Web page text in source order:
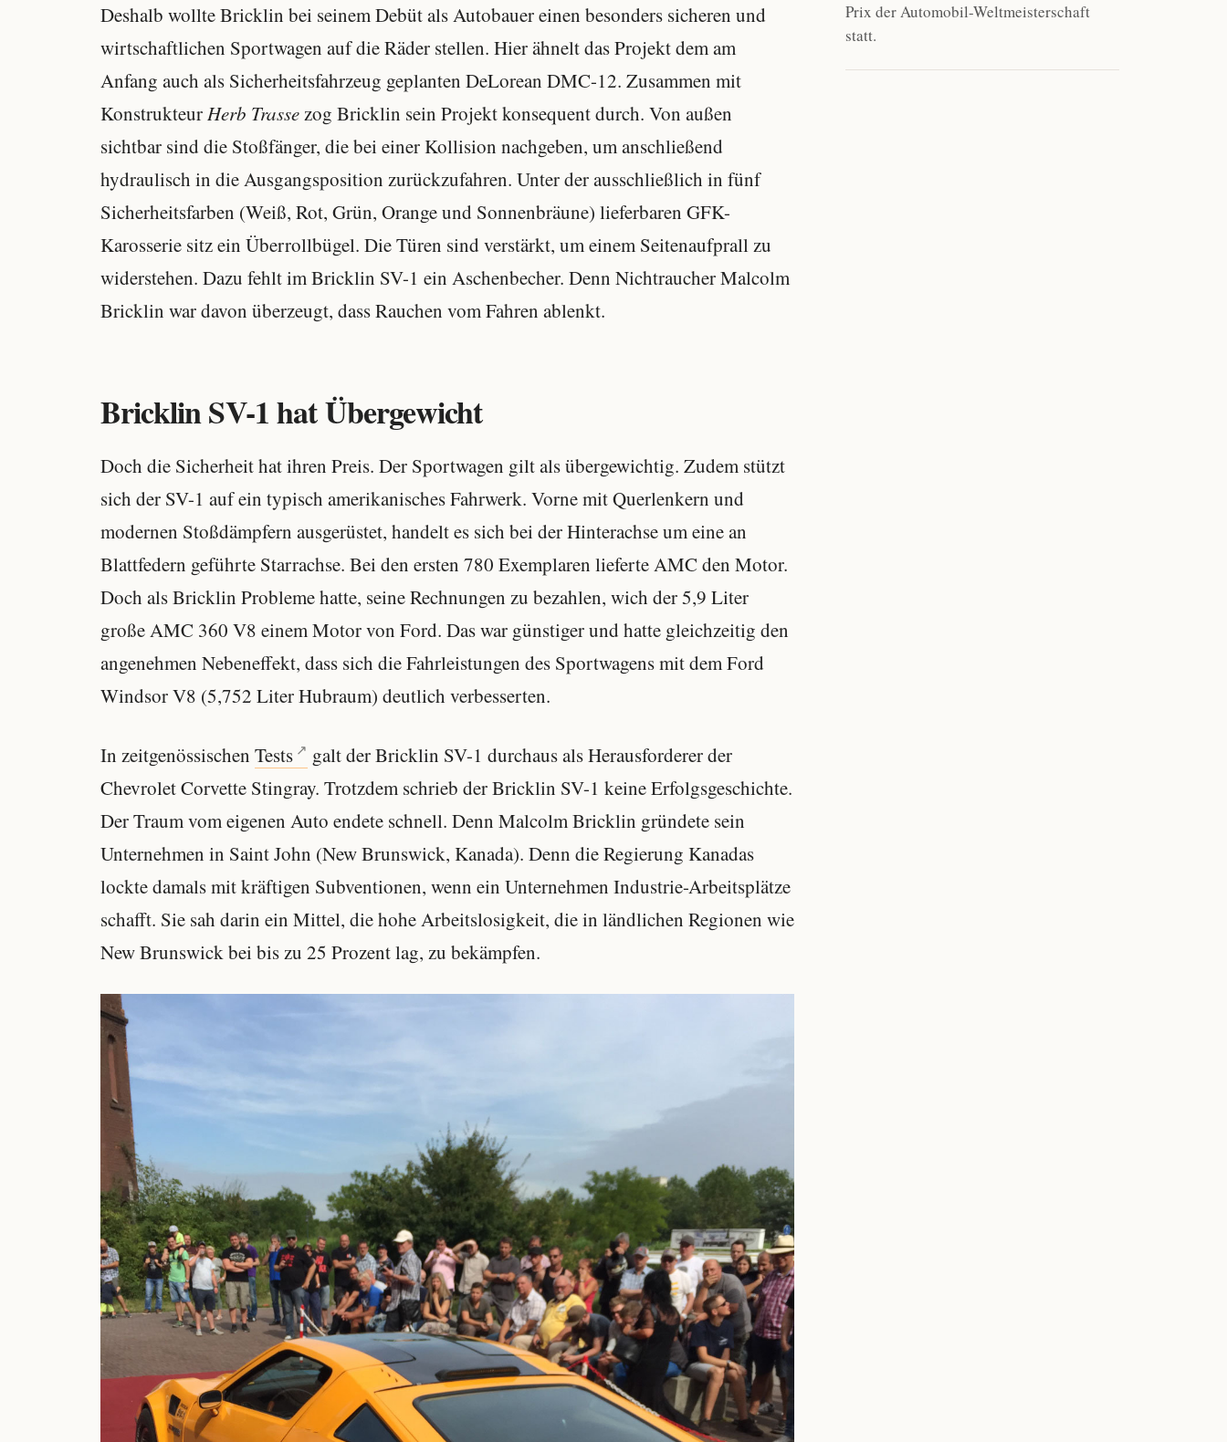
Deshalb wollte Bricklin bei seinem Debüt als Autobauer einen besonders sicheren und
wirtschaftlichen Sportwagen auf die Räder stellen. Hier ähnelt das Projekt dem am
Anfang auch als Sicherheitsfahrzeug geplanten DeLorean DMC-12. Zusammen mit
KonstrukteurHerb Trassezog Bricklin sein Projekt konsequent durch. Von außen
sichtbar sind die Stoßfänger, die bei einer Kollision nachgeben, um anschließend
hydraulisch in die Ausgangsposition zurückzufahren. Unter der ausschließlich in fünf
Sicherheitsfarben (Weiß, Rot, Grün, Orange und Sonnenbräune) lieferbaren GFK-
Karosserie sitz ein Überrollbügel. Die Türen sind verstärkt, um einem Seitenaufprall zu
widerstehen. Dazu fehlt im Bricklin SV-1 ein Aschenbecher. Denn Nichtraucher Malcolm
Bricklin war davon überzeugt, dass Rauchen vom Fahren ablenkt.
Bricklin SV-1 hat Übergewicht
Doch die Sicherheit hat ihren Preis. Der Sportwagen gilt als übergewichtig. Zudem stützt
sich der SV-1 auf ein typisch amerikanisches Fahrwerk. Vorne mit Querlenkern und
modernen Stoßdämpfern ausgerüstet, handelt es sich bei der Hinterachse um eine an
Blattfedern geführte Starrachse. Bei den ersten 780 Exemplaren lieferte AMC den Motor.
Doch als Bricklin Probleme hatte, seine Rechnungen zu bezahlen, wich der 5,9 Liter
große AMC 360 V8 einem Motor von Ford. Das war günstiger und hatte gleichzeitig den
angenehmen Nebeneffekt, dass sich die Fahrleistungen des Sportwagens mit dem Ford
Windsor V8 (5,752 Liter Hubraum) deutlich verbesserten.
In zeitgenössischen Tests
galt der Bricklin SV-1 durchaus als Herausforderer der
Chevrolet Corvette Stingray. Trotzdem schrieb der Bricklin SV-1 keine Erfolgsgeschichte.
Der Traum vom eigenen Auto endete schnell. Denn Malcolm Bricklin gründete sein
Unternehmen in Saint John (New Brunswick, Kanada). Denn die Regierung Kanadas
lockte damals mit kräftigen Subventionen, wenn ein Unternehmen Industrie-Arbeitsplätze
schafft. Sie sah darin ein Mittel, die hohe Arbeitslosigkeit, die in ländlichen Regionen wie
New Brunswick bei bis zu 25 Prozent lag, zu bekämpfen.
Prix der Automobil-Weltmeisterschaft
statt.